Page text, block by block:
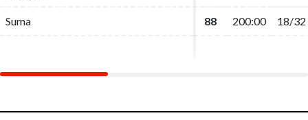
Suma 88 200:00 18/32
Suma 88 200:00 18/32